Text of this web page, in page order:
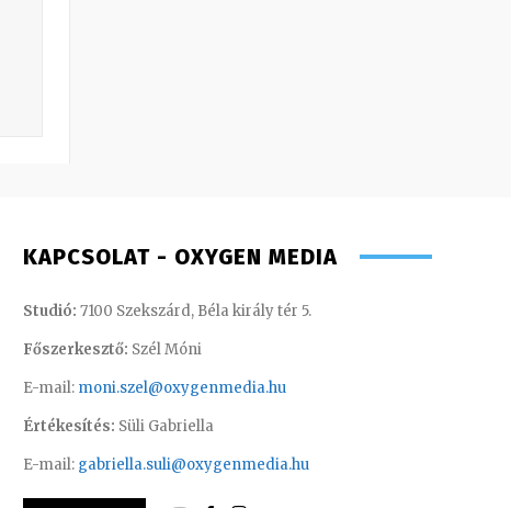
KAPCSOLAT - OXYGEN MEDIA
Studió: 7100 Szekszárd, Béla király tér 5.
Főszerkesztő: Szél Móni
E-mail: moni.szel@oxygenmedia.hu
Értékesítés: Süli Gabriella
E-mail: gabriella.suli@oxygenmedia.hu